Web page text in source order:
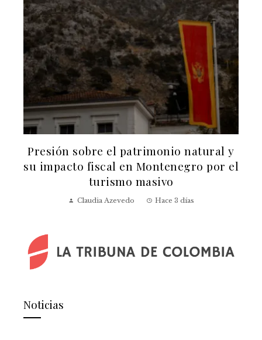
Presión sobre el patrimonio natural y
su impacto fiscal en Montenegro por el
turismo masivo
Claudia Azevedo Hace 3 días
Noticias